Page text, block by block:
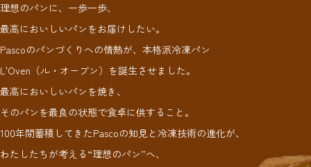
理想のパンに、一歩一歩、
最高においしいパンをお届けしたい。
Pascoのパンづくりへの情熱が、本格派冷凍パン
L'Oven（ル・オーブン）を誕生させました。
最高においしいパンを焼き、
そのパンを最良の状態で食卓に供すること。
100年間蓄積してきたPascoの知見と冷凍技術の進化が、
わたしたちが考える“理想のパン”へ、